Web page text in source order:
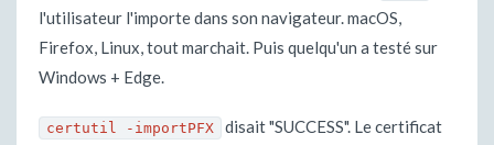
l'utilisateur l'importe dans son navigateur. macOS,
Firefox, Linux, tout marchait. Puis quelqu'un a testé sur
Windows + Edge.
certutil -importPFX
disait "SUCCESS". Le certificat